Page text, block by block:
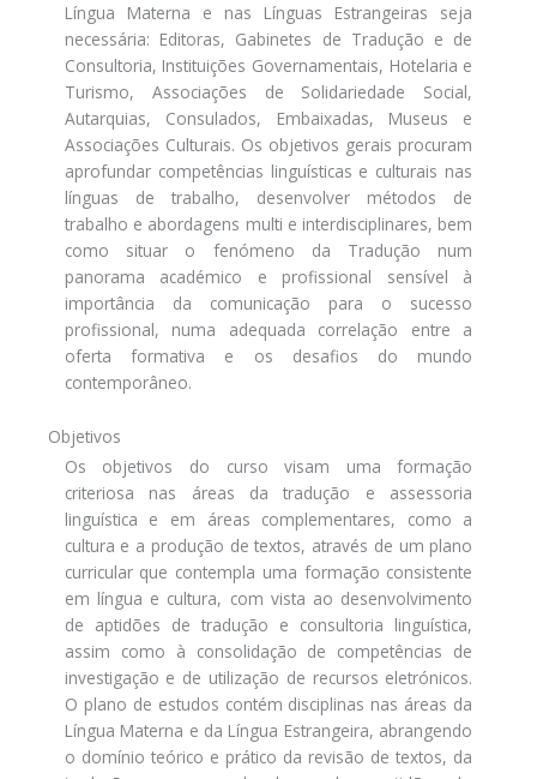
Língua Materna e nas Línguas Estrangeiras seja
necessária: Editoras, Gabinetes de Tradução e de
Consultoria, Instituições Governamentais, Hotelaria e
Turismo, Associações de Solidariedade Social,
Autarquias, Consulados, Embaixadas, Museus e
Associações Culturais. Os objetivos gerais procuram
aprofundar competências linguísticas e culturais nas
línguas de trabalho, desenvolver métodos de
trabalho e abordagens multi e interdisciplinares, bem
como situar o fenómeno da Tradução num
panorama académico e profissional sensível à
importância da comunicação para o sucesso
profissional, numa adequada correlação entre a
oferta formativa e os desafios do mundo
contemporâneo.
Objetivos
Os objetivos do curso visam uma formação
criteriosa nas áreas da tradução e assessoria
linguística e em áreas complementares, como a
cultura e a produção de textos, através de um plano
curricular que contempla uma formação consistente
em língua e cultura, com vista ao desenvolvimento
de aptidões de tradução e consultoria linguística,
assim como à consolidação de competências de
investigação e de utilização de recursos eletrónicos.
O plano de estudos contém disciplinas nas áreas da
Língua Materna e da Língua Estrangeira, abrangendo
o domínio teórico e prático da revisão de textos, da